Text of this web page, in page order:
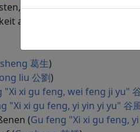
der an den Königshof
am Hofe (
葛生)
liu 公劉)
"Xi xi gu feng, wei feng ji yu"
"Xi xi gu feng, yi yin yi yu" 谷
(Gu feng "Xi xi gu feng,